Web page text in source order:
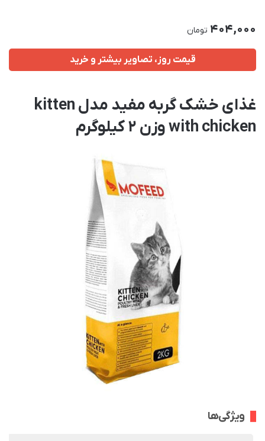
404,000 تومان
قیمت روز، تصاویر بیشتر و خرید
غذای خشک گربه مفید مدل kitten
with chicken وزن 2 کیلوگرم
ویژگی‌ها